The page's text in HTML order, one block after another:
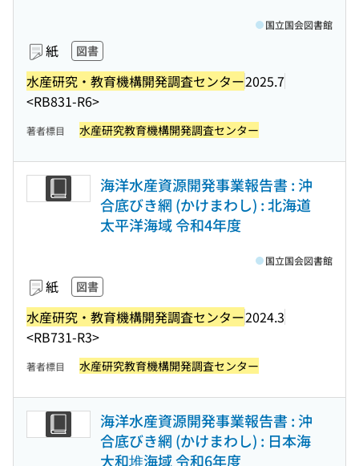
紙 図書
水産研究・教育機構開発調査センター2025.7
<RB831-R6>
国立国会図書館
著者標目 水産研究教育機構開発調査センター
海洋水産資源開発事業報告書 : 沖
合底びき網 (かけまわし) : 北海道
太平洋海域 令和4年度
紙 図書
水産研究・教育機構開発調査センター2024.3
<RB731-R3>
国立国会図書館
著者標目 水産研究教育機構開発調査センター
海洋水産資源開発事業報告書 : 沖
合底びき網 (かけまわし) : 日本海
大和堆海域 令和6年度